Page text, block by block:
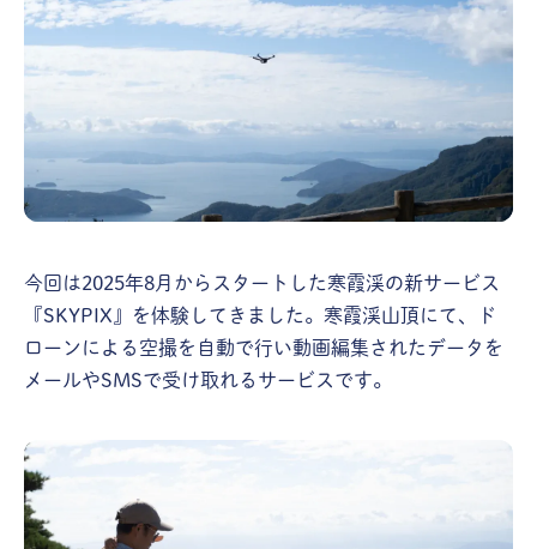
今回は2025年8月からスタートした寒霞渓の新サービス
『SKYPIX』を体験してきました。寒霞渓山頂にて、ド
ローンによる空撮を自動で行い動画編集されたデータを
メールやSMSで受け取れるサービスです。